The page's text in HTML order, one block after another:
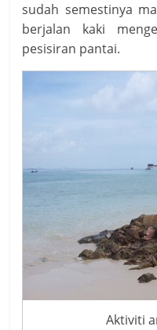
sudah semestinya
berjalan kaki
pesisiran pantai.
Aktiviti